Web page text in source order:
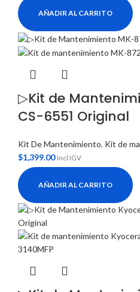
AÑADIR AL CARRITO
▷Kit de
CS-6551 Original
Kit De Mantenimiento, Kit de
$1,399.00 Incl IGV
AÑADIR AL CARRITO